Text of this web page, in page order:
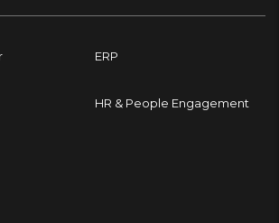
ERP
HR & People Engagement